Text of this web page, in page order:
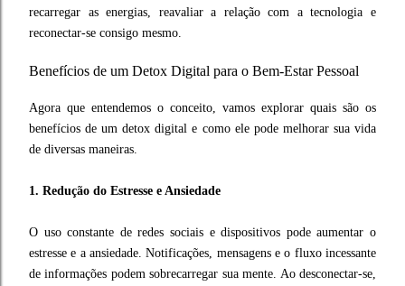
recarregar as energias, reavaliar a relação com a tecnologia e
reconectar-se consigo mesmo.
Benefícios de um Detox Digital para o Bem-Estar Pessoal
Agora que entendemos o conceito, vamos explorar quais são os
benefícios de um detox digital e como ele pode melhorar sua vida
de diversas maneiras.
1. Redução do Estresse e Ansiedade
O uso constante de redes sociais e dispositivos pode aumentar o
estresse e a ansiedade. Notificações, mensagens e o fluxo incessante
de informações podem sobrecarregar sua mente. Ao desconectar-se,